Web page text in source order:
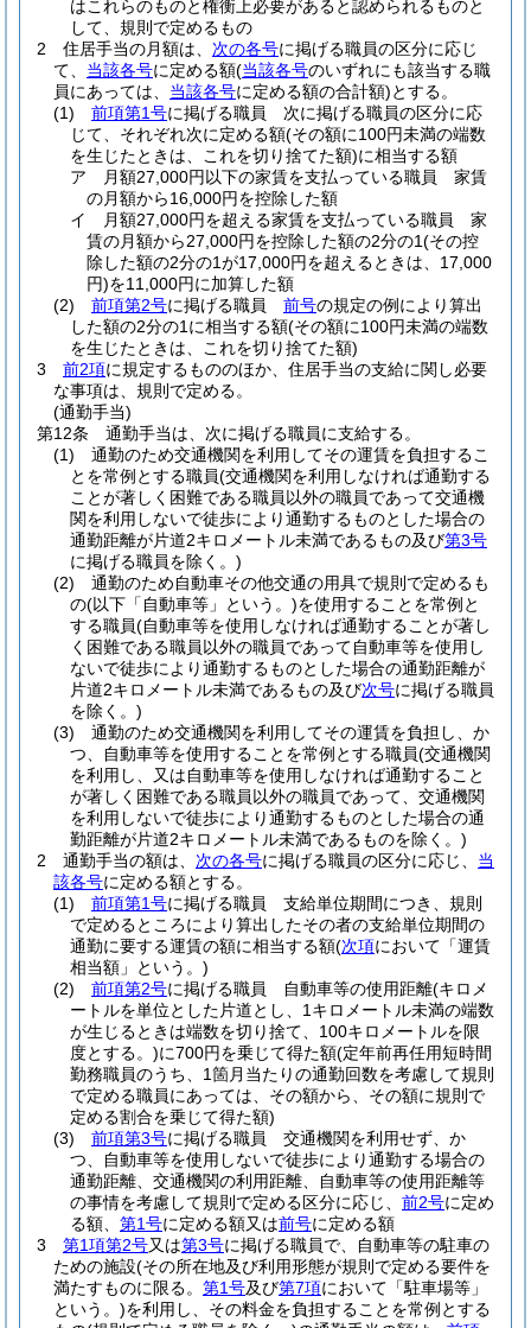
はこれらのものと権衡上必要があると認められるものと
して、規則で定めるもの
2
住居手当の月額は、 次の各号に掲げる職員の区分に応じ
て、 当該各号に定める額(当該各号のいずれにも該当する職
員にあっては、 当該各号に定める額の合計額)とする。
(1)
前項第1号に掲げる職員 次に掲げる職員の区分に応
じて、それぞれ次に定める額(その額に100円未満の端数
を生じたときは、これを切り捨てた額)に相当する額
ア
月額27,000円以下の家賃を支払っている職員 家賃
の月額から16,000円を控除した額
イ
月額27,000円を超える家賃を支払っている職員 家
賃の月額から27,000円を控除した額の2分の1(その控
除した額の2分の1が17,000円を超えるときは、17,000
円)を11,000円に加算した額
(2)
前項第2号に掲げる職員 前号の規定の例により算出
した額の2分の1に相当する額(その額に100円未満の端数
を生じたときは、これを切り捨てた額)
3
前2項に規定するもののほか、住居手当の支給に関し必要
な事項は、規則で定める。
(通勤手当)
第12条
通勤手当は、次に掲げる職員に支給する。
(1)
通勤のため交通機関を利用してその運賃を負担するこ
とを常例とする職員(交通機関を利用しなければ通勤する
ことが著しく困難である職員以外の職員であって交通機
関を利用しないで徒歩により通勤するものとした場合の
通勤距離が片道2キロメートル未満であるもの及び第3号
に掲げる職員を除く。)
(2)
通勤のため自動車その他交通の用具で規則で定めるも
の(以下「自動車等」という。)を使用することを常例と
する職員(自動車等を使用しなければ通勤することが著し
く困難である職員以外の職員であって自動車等を使用し
ないで徒歩により通勤するものとした場合の通勤距離が
片道2キロメートル未満であるもの及び次号に掲げる職員
を除く。)
(3)
通勤のため交通機関を利用してその運賃を負担し、か
つ、自動車等を使用することを常例とする職員(交通機関
を利用し、又は自動車等を使用しなければ通勤すること
が著しく困難である職員以外の職員であって、交通機関
を利用しないで徒歩により通勤するものとした場合の通
勤距離が片道2キロメートル未満であるものを除く。)
2
通勤手当の額は、 次の各号に掲げる職員の区分に応じ、 当
該各号に定める額とする。
(1)
前項第1号に掲げる職員 支給単位期間につき、規則
で定めるところにより算出したその者の支給単位期間の
通勤に要する運賃の額に相当する額(次項において「運賃
相当額」という。)
(2)
前項第2号に掲げる職員 自動車等の使用距離(キロメ
ートルを単位とした片道とし、1キロメートル未満の端数
が生じるときは端数を切り捨て、100キロメートルを限
度とする。)に700円を乗じて得た額(定年前再任用短時間
勤務職員のうち、1箇月当たりの通勤回数を考慮して規則
で定める職員にあっては、その額から、その額に規則で
定める割合を乗じて得た額)
(3)
前項第3号に掲げる職員 交通機関を利用せず、か
つ、自動車等を使用しないで徒歩により通勤する場合の
通勤距離、交通機関の利用距離、自動車等の使用距離等
の事情を考慮して規則で定める区分に応じ、 前2号に定め
る額、 第1号に定める額又は前号に定める額
3
第1項第2号又は第3号に掲げる職員で、自動車等の駐車の
ための施設(その所在地及び利用形態が規則で定める要件を
満たすものに限る。 第1号及び第7項において「駐車場等」
という。)を利用し、その料金を負担することを常例とする